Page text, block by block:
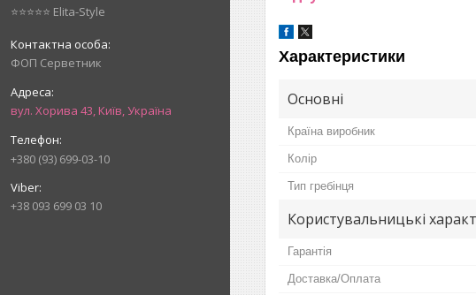
⭐⭐⭐⭐⭐ Elita-Style
ФОП Серветник
вул. Хорива 43, Київ, Україна
+380 (93) 699-03-10
+38 093 699 03 10
Характеристики
Основні
Країна виробник
Колір
Тип гребінця
Користувальницькі
Гарантія
Доставка/Оплата